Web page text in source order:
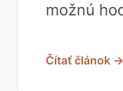
možnú
Čítať článok →